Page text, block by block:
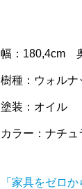
幅：180,4cm
樹種：ウォルナ
塗装：オイル
カラー：ナチュ
「家具をゼロか